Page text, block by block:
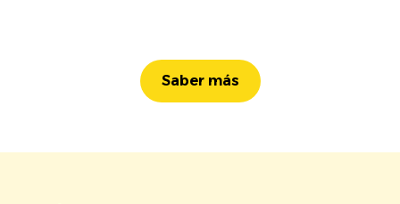
Saber más